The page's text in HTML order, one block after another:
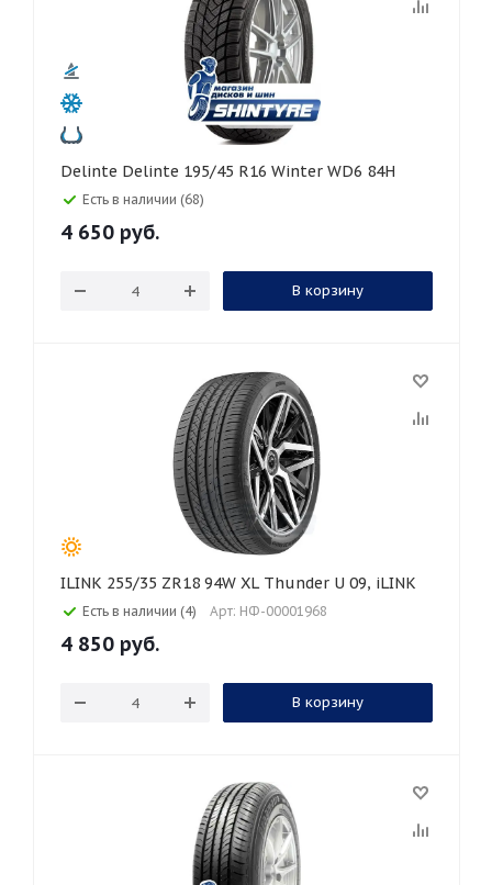
Delinte Delinte 195/45 R16 Winter WD6 84H
Есть в наличии (68)
4 650 руб.
В корзину
ILINK 255/35 ZR18 94W XL Thunder U 09, iLINK
Есть в наличии (4) Арт: НФ-00001968
4 850 руб.
В корзину